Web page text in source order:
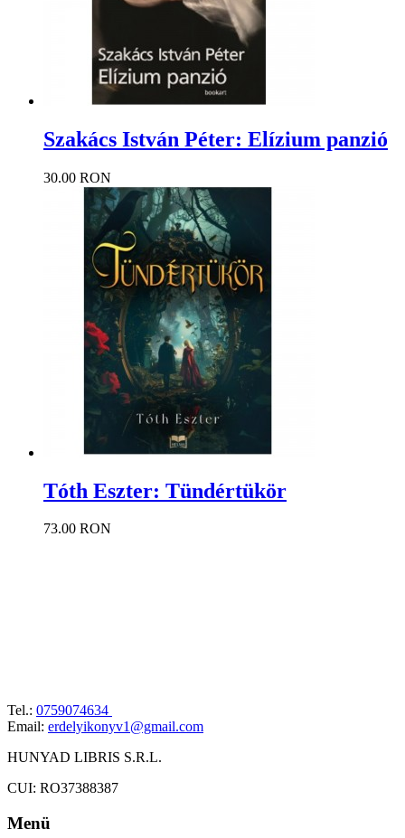
Szakács István Péter: Elízium panzió
30.00 RON
Tóth Eszter: Tündértükör
73.00 RON
Tel.: 0759074634
Email: erdelyikonyv1@gmail.com
HUNYAD LIBRIS S.R.L.
CUI: RO37388387
Menü